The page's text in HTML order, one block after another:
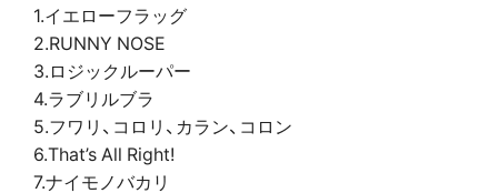
1.イエローフラッグ
2.RUNNY NOSE
3.ロジックルーパー
4.ラブリルブラ
5.フワリ、コロリ、カラン、コロン
6.That’s All Right!
7.ナイモノバカリ